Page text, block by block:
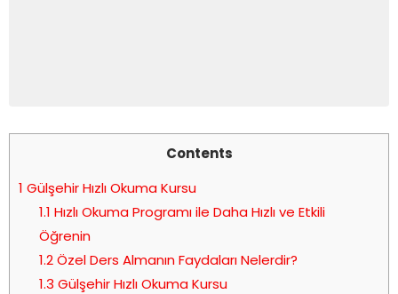
Contents
1 Gülşehir Hızlı Okuma Kursu
1.1 Hızlı Okuma Programı ile Daha Hızlı ve Etkili
Öğrenin
1.2Özel Ders Almanın Faydaları Nelerdir?
1.3 Gülşehir Hızlı Okuma Kursu